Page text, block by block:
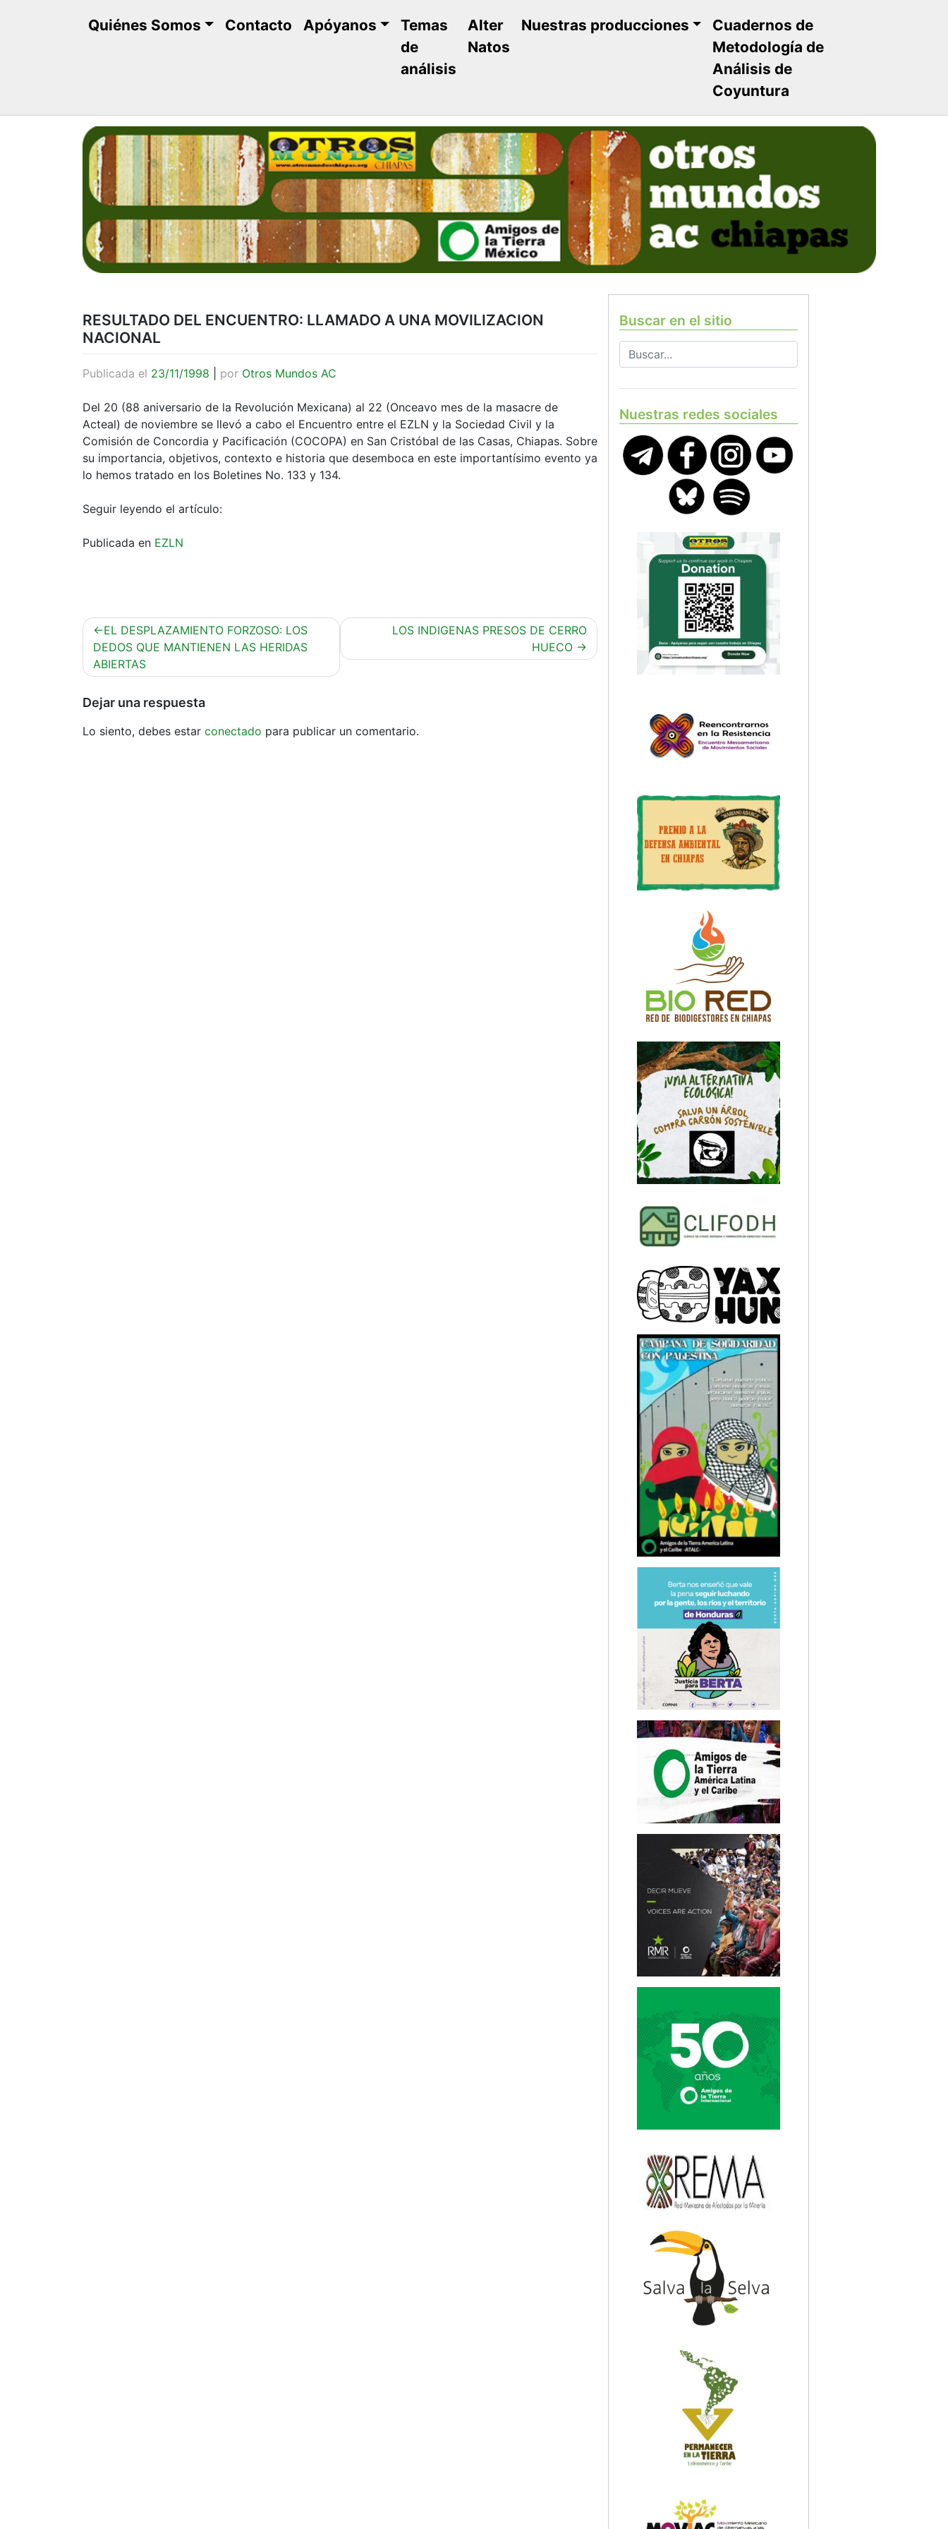
Quiénes Somos Contacto Apóyanos
Temas
de
análisis
Alter
Natos
Nuestras producciones
Cuadernos de
Metodología de
Análisis de
Coyuntura
RESULTADO DEL ENCUENTRO: LLAMADO A UNA MOVILIZACION
NACIONAL
Publicada el 23/11/1998 por Otros Mundos AC
Del 20 (88 aniversario de la Revolución Mexicana) al 22 (Onceavo mes de la masacre de
Acteal) de noviembre se llevó a cabo el Encuentro entre el EZLN y la Sociedad Civil y la
Comisión de Concordia y Pacificación (COCOPA) en San Cristóbal de las Casas, Chiapas. Sobre
su importancia, objetivos, contexto e historia que desemboca en este importantísimo evento ya
lo hemos tratado en los Boletines No. 133 y 134.
Seguir leyendo el artículo:
Publicada en EZLN
Navegación
de
entradas
EL DESPLAZAMIENTO FORZOSO: LOS
DEDOS QUE MANTIENEN LAS HERIDAS
ABIERTAS
LOS INDIGENAS PRESOS DE CERRO
HUECO
Dejar una respuesta
Lo siento, debes estar conectado para publicar un comentario.
Buscar en el sitio
Nuestras redes sociales